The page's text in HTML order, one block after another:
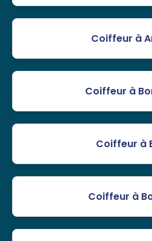
Coiffeur à
Coiffeur à
Coiffeur à
Coiffeur à